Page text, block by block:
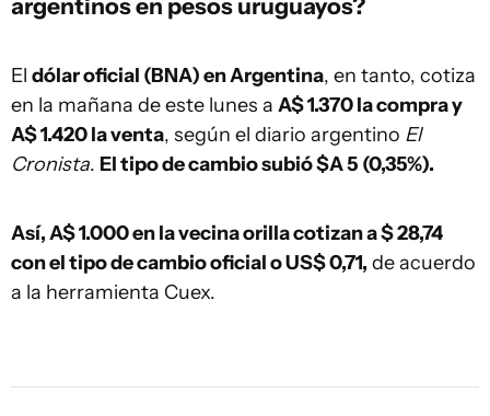
El dólar oficial (BNA) en Argentina, en tanto, cotiza
en la mañana de este lunes a A$ 1.370 la compra y
A$ 1.420 la venta, según el diario argentino El
Cronista. El tipo de cambio subió $A 5 (0,35%).
Así, A$ 1.000 en la vecina orilla cotizan a $ 28,74
con el tipo de cambio oficial o US$ 0,71, de acuerdo
a la herramienta Cuex.